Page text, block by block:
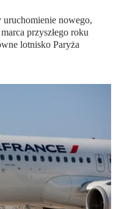
nowego,
przyszłego roku
lotnisko Paryża